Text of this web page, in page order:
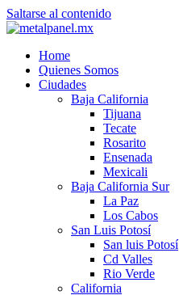
Saltarse al contenido
Home
Quienes Somos
Ciudades
Baja California
Tijuana
Tecate
Rosarito
Ensenada
Mexicali
Baja California Sur
La Paz
Los Cabos
San Luis Potosí
San luis Potosí
Cd Valles
Rio Verde
California